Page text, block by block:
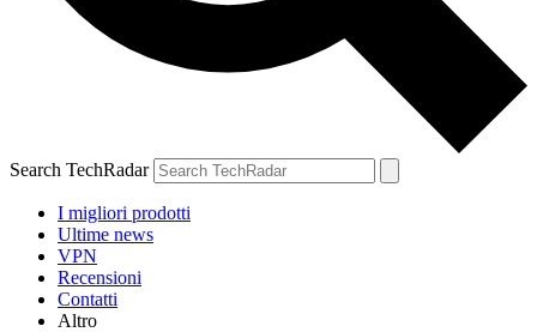
Search TechRadar
I migliori prodotti
Ultime news
VPN
Recensioni
Contatti
Altro